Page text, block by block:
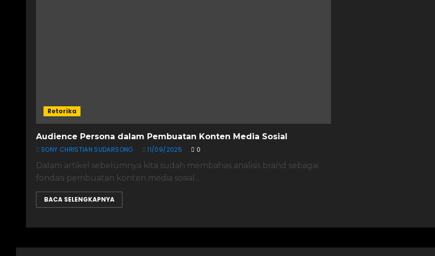
Retorika
Audience Persona dalam Pembuatan Konten Media Sosial
SONY CHRISTIAN SUDARSONO 11/09/2025 0
Dalam artikel sebelumnya kita sudah membahas analisis brand sebagai
fondasi pembuatan konten media sosial....
BACA SELENGKAPNYA